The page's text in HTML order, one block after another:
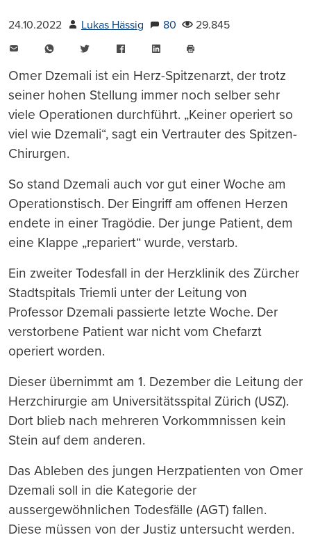
24.10.2022 Lukas Hässig 80
29.845
WhatsAppTwitter FacebookLinkedIn
Omer Dzemali ist ein Herz-Spitzenarzt, der trotz
seiner hohen Stellung immer noch selber sehr
viele Operationen durchführt. „Keiner operiert so
viel wie Dzemali“, sagt ein Vertrauter des Spitzen-
Chirurgen.
So stand Dzemali auch vor gut einer Woche am
Operationstisch. Der Eingriff am offenen Herzen
endete in einer Tragödie. Der junge Patient, dem
eine Klappe „repariert“ wurde, verstarb.
Ein zweiter Todesfall in der Herzklinik des Zürcher
Stadtspitals Triemli unter der Leitung von
Professor Dzemali passierte letzte Woche. Der
verstorbene Patient war nicht vom Chefarzt
operiert worden.
Dieser übernimmt am 1. Dezember die Leitung der
Herzchirurgie am Universitätsspital Zürich (USZ).
Dort blieb nach mehreren Vorkommnissen kein
Stein auf dem anderen.
Das Ableben des jungen Herzpatienten von Omer
Dzemali soll in die Kategorie der
aussergewöhnlichen Todesfälle (AGT) fallen.
Diese müssen von der Justiz untersucht werden.